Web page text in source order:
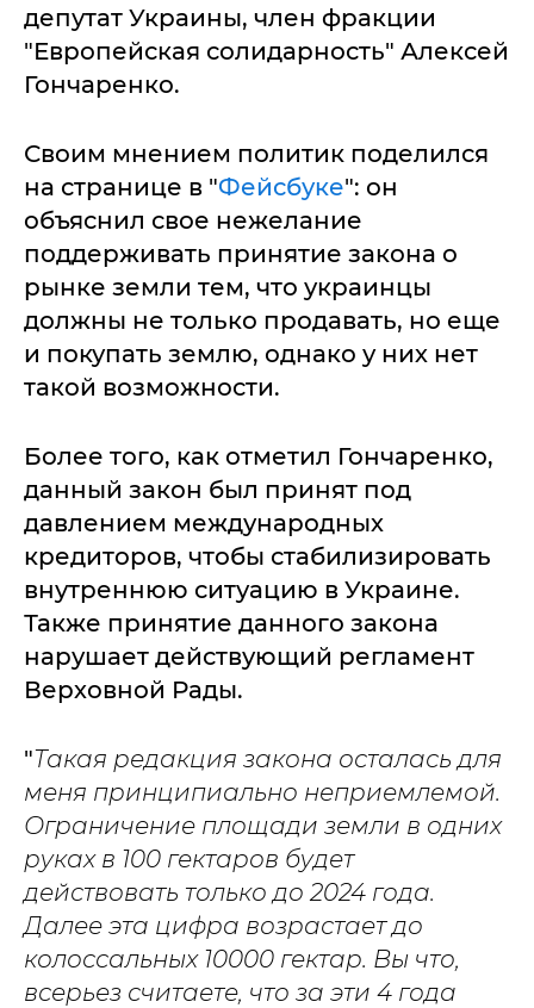
депутат Украины, член фракции
"Европейская солидарность" Алексей
Гончаренко.
Своим мнением политик поделился
на странице в "Фейсбуке": он
объяснил свое нежелание
поддерживать принятие закона о
рынке земли тем, что украинцы
должны не только продавать, но еще
и покупать землю, однако у них нет
такой возможности.
Более того, как отметил Гончаренко,
данный закон был принят под
давлением международных
кредиторов, чтобы стабилизировать
внутреннюю ситуацию в Украине.
Также принятие данного закона
нарушает действующий регламент
Верховной Рады.
"Такая редакция закона осталась для
меня принципиально неприемлемой.
Ограничение площади земли в одних
руках в 100 гектаров будет
действовать только до 2024 года.
Далее эта цифра возрастает до
колоссальных 10000 гектар. Вы что,
всерьез считаете, что за эти 4 года